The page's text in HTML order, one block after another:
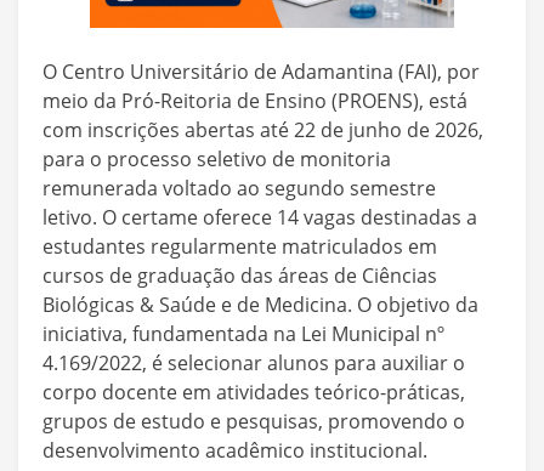
O Centro Universitário de Adamantina (FAI), por
meio da Pró-Reitoria de Ensino (PROENS), está
com inscrições abertas até 22 de junho de 2026,
para o processo seletivo de monitoria
remunerada voltado ao segundo semestre
letivo. O certame oferece 14 vagas destinadas a
estudantes regularmente matriculados em
cursos de graduação das áreas de Ciências
Biológicas & Saúde e de Medicina. O objetivo da
iniciativa, fundamentada na Lei Municipal nº
4.169/2022, é selecionar alunos para auxiliar o
corpo docente em atividades teórico-práticas,
grupos de estudo e pesquisas, promovendo o
desenvolvimento acadêmico institucional.